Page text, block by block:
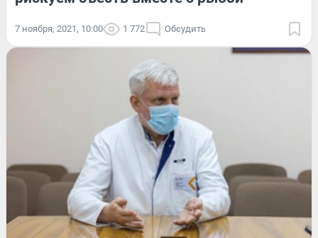
7 ноября, 2021, 10:00 1 772 Обсудить